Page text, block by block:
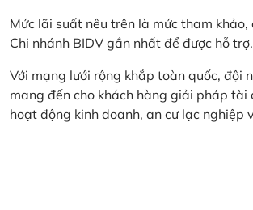
Mức lãi suất nêu trên là mức tham
Chi nhánh BIDV gần nhất để được hỗ trợ.
Với mạng lưới rộng khắp toàn quốc, đội
mang đến cho khách hàng giải pháp
hoạt động kinh doanh, an cư lạc nghiệp